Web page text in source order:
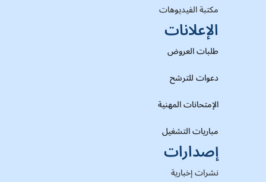
مكتبة الفيديوهات
الإعلانات
طلبات العروض
دعوات للترشح
الإمتحانات المهنية
مباريات التشغيل
إصدارات
نشرات إخبارية